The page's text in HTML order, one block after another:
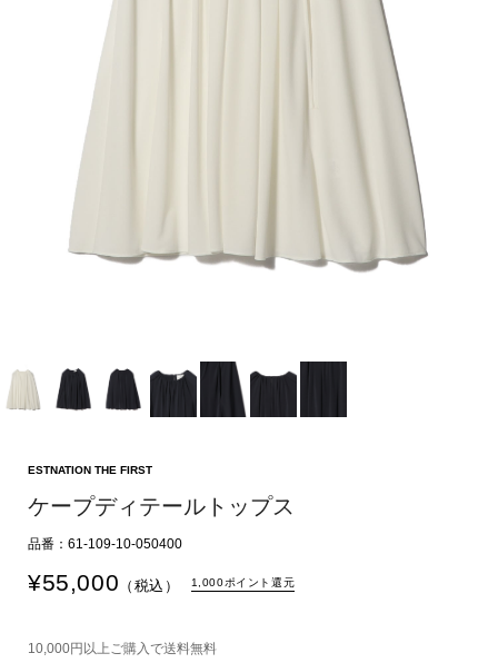
ESTNATION THE FIRST
ケープディテールトップス
品番：61-109-10-050400
¥55,000 （税込） 1,000ポイント還元
10,000円以上ご購入で送料無料